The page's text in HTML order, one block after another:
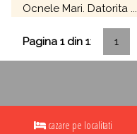
Ocnele Mari. Datorita ...
Pagina 1 din 1: 1
cazare pe localitati